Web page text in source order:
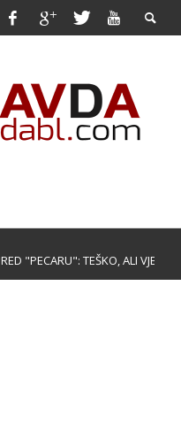
"PECARU": TEŠKO, ALI